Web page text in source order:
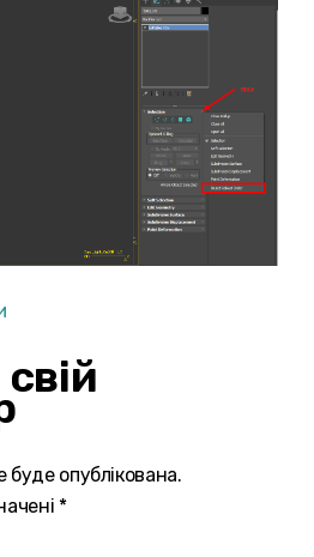
опублікована.
*